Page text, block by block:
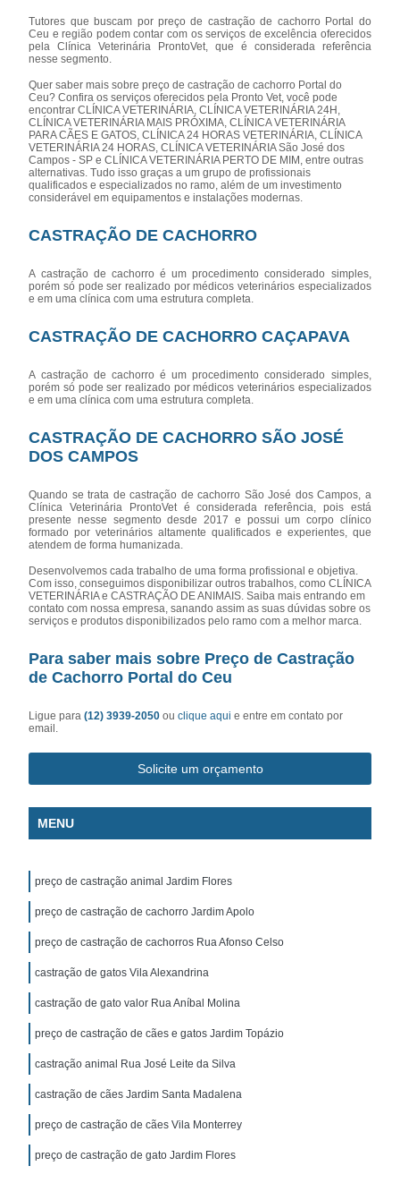
Tutores que buscam por preço de castração de cachorro Portal do
Ceu e região podem contar com os serviços de excelência oferecidos
pela Clínica Veterinária ProntoVet, que é considerada referência
nesse segmento.
Quer saber mais sobre preço de castração de cachorro Portal do
Ceu? Confira os serviços oferecidos pela Pronto Vet, você pode
encontrar CLÍNICA VETERINÁRIA, CLÍNICA VETERINÁRIA 24H,
CLÍNICA VETERINÁRIA MAIS PRÓXIMA, CLÍNICA VETERINÁRIA
PARA CÃES E GATOS, CLÍNICA 24 HORAS VETERINÁRIA, CLÍNICA
VETERINÁRIA 24 HORAS, CLÍNICA VETERINÁRIA São José dos
Campos - SP e CLÍNICA VETERINÁRIA PERTO DE MIM, entre outras
alternativas. Tudo isso graças a um grupo de profissionais
qualificados e especializados no ramo, além de um investimento
considerável em equipamentos e instalações modernas.
CASTRAÇÃO DE CACHORRO
A castração de cachorro é um procedimento considerado simples,
porém só pode ser realizado por médicos veterinários especializados
e em uma clínica com uma estrutura completa.
CASTRAÇÃO DE CACHORRO CAÇAPAVA
A castração de cachorro é um procedimento considerado simples,
porém só pode ser realizado por médicos veterinários especializados
e em uma clínica com uma estrutura completa.
CASTRAÇÃO DE CACHORRO SÃO JOSÉ
DOS CAMPOS
Quando se trata de castração de cachorro São José dos Campos, a
Clínica Veterinária ProntoVet é considerada referência, pois está
presente nesse segmento desde 2017 e possui um corpo clínico
formado por veterinários altamente qualificados e experientes, que
atendem de forma humanizada.
Desenvolvemos cada trabalho de uma forma profissional e objetiva.
Com isso, conseguimos disponibilizar outros trabalhos, como CLÍNICA
VETERINÁRIA e CASTRAÇÃO DE ANIMAIS. Saiba mais entrando em
contato com nossa empresa, sanando assim as suas dúvidas sobre os
serviços e produtos disponibilizados pelo ramo com a melhor marca.
Para saber mais sobre Preço de Castração
de Cachorro Portal do Ceu
Ligue para(12) 3939-2050ouclique aqui e entre em contato por
email.
Solicite um orçamento
MENU
preço de castração animal Jardim Flores
preço de castração de cachorro Jardim Apolo
preço de castração de cachorros Rua Afonso Celso
castração de gatos Vila Alexandrina
castração de gato valor Rua Aníbal Molina
preço de castração de cães e gatos Jardim Topázio
castração animal Rua José Leite da Silva
castração de cães Jardim Santa Madalena
preço de castração de cães Vila Monterrey
preço de castração de gato Jardim Flores